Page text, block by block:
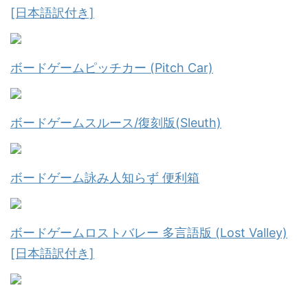
[日本語訳付き]
ボードゲームピッチカー (Pitch Car)
ボードゲームスルース/復刻版(Sleuth)
ボードゲーム詠み人知らず 便利箱
ボードゲームロストバレー 多言語版 (Lost Valley)
[日本語訳付き]